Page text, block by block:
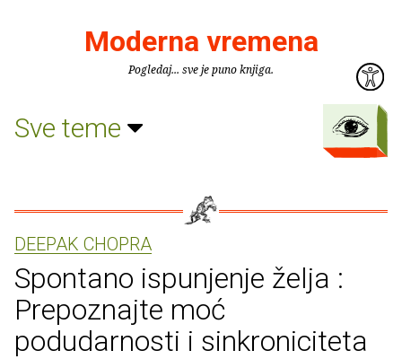
Moderna vremena
Pogledaj... sve je puno knjiga.
Sve teme
DEEPAK CHOPRA
Spontano ispunjenje želja :
Prepoznajte moć
podudarnosti i sinkroniciteta